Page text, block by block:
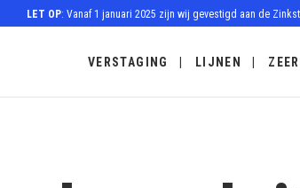
LET OP: Vanaf 1 januari 2025 zijn wij gevestigd aan de
VERSTAGING LIJNEN